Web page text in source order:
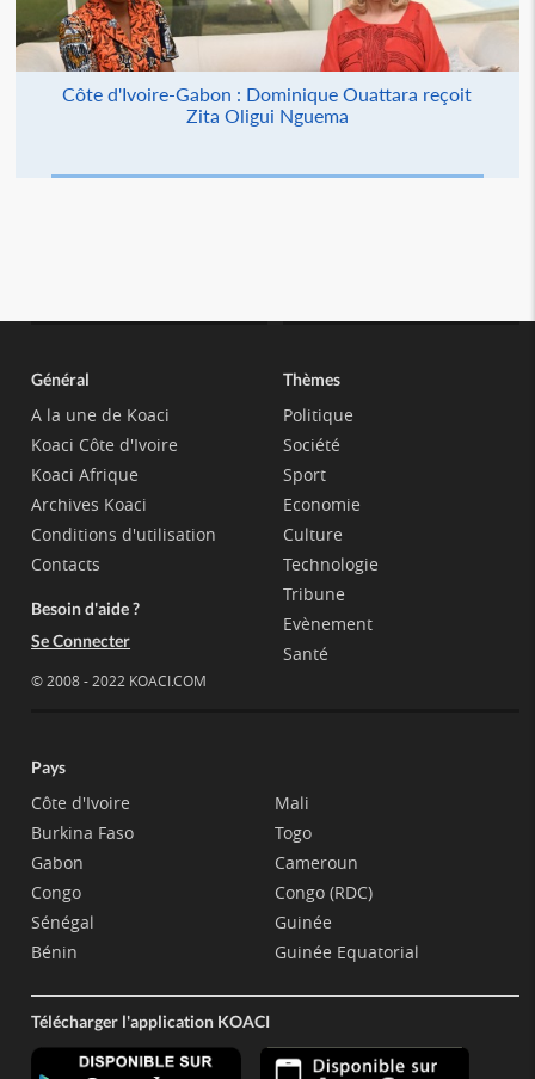
Côte d'Ivoire-Gabon : Dominique Ouattara reçoit
Zita Oligui Nguema
Général
A la une de Koaci
Koaci Côte d'Ivoire
Koaci Afrique
Archives Koaci
Conditions d'utilisation
Contacts
Besoin d'aide ?
Se Connecter
© 2008 - 2022 KOACI.COM
Thèmes
Politique
Société
Sport
Economie
Culture
Technologie
Tribune
Evènement
Santé
Pays
Côte d'Ivoire
Burkina Faso
Gabon
Congo
Sénégal
Bénin
Mali
Togo
Cameroun
Congo (RDC)
Guinée
Guinée Equatorial
Télécharger l'application KOACI